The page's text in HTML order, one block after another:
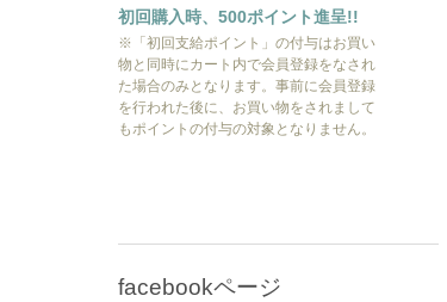
初回購入時、500ポイント進呈!!
※「初回支給ポイント」の付与はお買い
物と同時にカート内で会員登録をなされ
た場合のみとなります。事前に会員登録
を行われた後に、お買い物をされまして
もポイントの付与の対象となりません。
facebookページ